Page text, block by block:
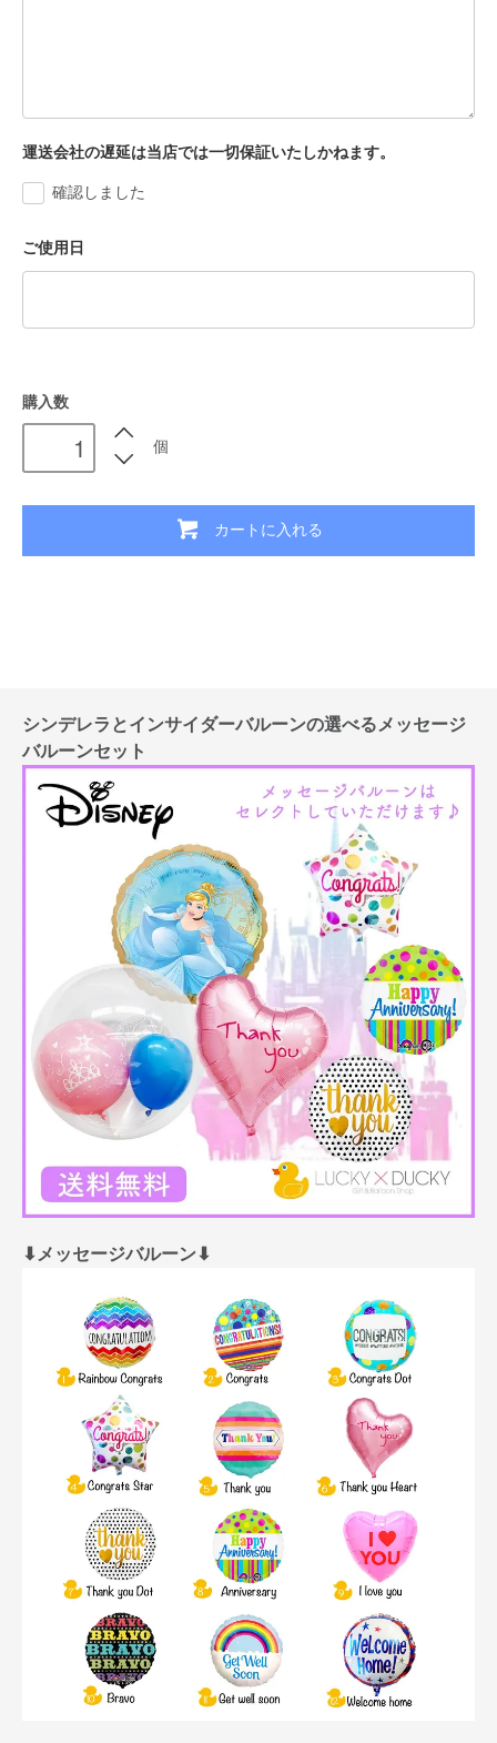
運送会社の遅延は当店では一切保証いたしかねます。
確認しました
ご使用日
購入数
個
カートに入れる
シンデレラとインサイダーバルーンの選べるメッセージ
バルーンセット
⬇︎メッセージバルーン⬇︎